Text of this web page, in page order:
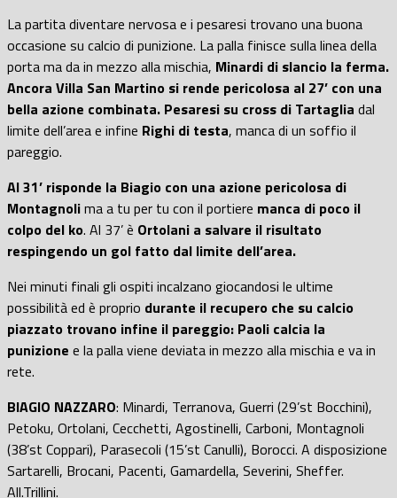
La partita diventare nervosa e i pesaresi trovano una buona
occasione su calcio di punizione. La palla finisce sulla linea della
porta ma da in mezzo alla mischia, Minardi di slancio la ferma.
Ancora Villa San Martino si rende pericolosa al 27’ con una
bella azione combinata. Pesaresi su cross di Tartaglia dal
limite dell’area e infine Righi di testa, manca di un soffio il
pareggio.
Al 31’ risponde la Biagio con una azione pericolosa di
Montagnolima a tu per tu con il portiere manca di poco il
colpo del ko. Al 37’ è Ortolani a salvare il risultato
respingendo un gol fatto dal limite dell’area.
Nei minuti finali gli ospiti incalzano giocandosi le ultime
possibilità ed è proprio durante il recupero che su calcio
piazzato trovano infine il pareggio: Paoli calcia la
punizione e la palla viene deviata in mezzo alla mischia e va in
rete.
BIAGIO NAZZARO: Minardi, Terranova, Guerri (29’st Bocchini),
Petoku, Ortolani, Cecchetti, Agostinelli, Carboni, Montagnoli
(38’st Coppari), Parasecoli (15’st Canulli), Borocci. A disposizione
Sartarelli, Brocani, Pacenti, Gamardella, Severini, Sheffer.
All.Trillini.